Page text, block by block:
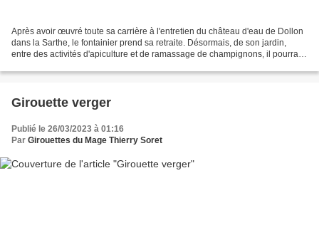
Après avoir œuvré toute sa carrière à l'entretien du château d'eau de Dollon
dans la Sarthe, le fontainier prend sa retraite. Désormais, de son jardin,
entre des activités d'apiculture et de ramassage de champignons, il pourra
Girouette verger
Publié le 26/03/2023 à 01:16
Par Girouettes du Mage Thierry Soret